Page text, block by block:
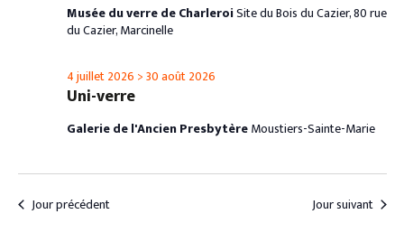
Musée du verre de CharleroiSite du Bois du Cazier, 80 rue
du Cazier, Marcinelle
Uni-verre
4 juillet 2026 >30 août 2026
Galerie de l'Ancien PresbytèreMoustiers-Sainte-Marie
Jour précédent Jour suivant